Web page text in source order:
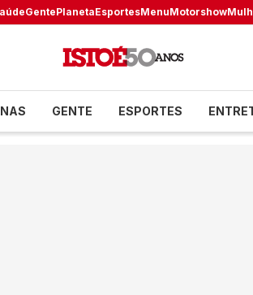
GentePlanetaEsportesMenuMotorshow
GENTE ESPORTES